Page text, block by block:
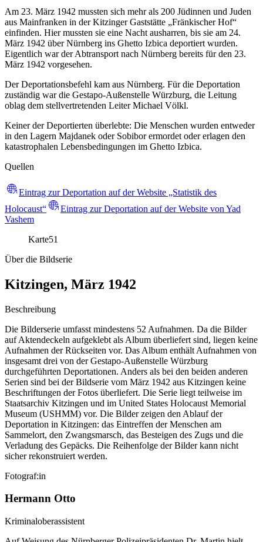
Am 23. März 1942 mussten sich mehr als 200 Jüdinnen und Juden
aus Mainfranken in der Kitzinger Gaststätte „Fränkischer Hof“
einfinden. Hier mussten sie eine Nacht ausharren, bis sie am 24.
März 1942 über Nürnberg ins Ghetto Izbica deportiert wurden.
Eigentlich war der Abtransport nach Nürnberg bereits für den 23.
März 1942 vorgesehen.
Der Deportationsbefehl kam aus Nürnberg. Für die Deportation
zuständig war die Gestapo-Außenstelle Würzburg, die Leitung
oblag dem stellvertretenden Leiter Michael Völkl.
Keiner der Deportierten überlebte: Die Menschen wurden entweder
in den Lagern Majdanek oder Sobibor ermordet oder erlagen den
katastrophalen Lebensbedingungen im Ghetto Izbica.
Quellen
Eintrag zur Deportation auf der Website „Statistik des
Holocaust“
Eintrag zur Deportation auf der Website von Yad
Vashem
Karte51
Über die Bildserie
Kitzingen, März 1942
Beschreibung
Die Bilderserie umfasst mindestens 52 Aufnahmen. Da die Bilder
auf Aktendeckeln aufgeklebt als Album überliefert sind, liegen keine
Aufnahmen der Rückseiten vor. Das Album enthält Aufnahmen von
insgesamt drei von der Gestapo-Außenstelle Würzburg
durchgeführten Deportationen. Anders als bei den beiden anderen
Serien sind bei der Bildserie vom März 1942 aus Kitzingen keine
Beschriftungen der Fotos überliefert. Die Serie liegt teilweise im
Staatsarchiv Kitzingen und im United States Holocaust Memorial
Museum (USHMM) vor. Die Bilder zeigen den Ablauf der
Deportation in Kitzingen: das Eintreffen der Menschen am
Sammelort, den Zwangsmarsch, das Besteigen des Zugs und die
Verladung des Gepäcks. Die Reihenfolge der Bilder kann nicht
sicher rekonstruiert werden.
Fotograf:in
Hermann Otto
Kriminaloberassistent